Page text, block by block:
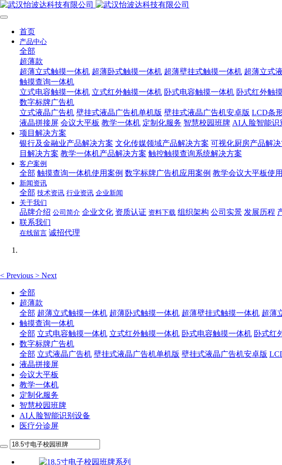
首页
产品中心
全部
超薄款
超薄立式触摸一体机 超薄卧式触摸一体机 超薄壁挂式触摸一体机 超薄立式
触摸查询一体机
立式电容触摸一体机 立式红外触摸一体机 卧式电容触摸一体机 卧式红外触
数字标牌广告机
立式液晶广告机 壁挂式液晶广告机单机版 壁挂式液晶广告机安卓版 LCD条
液晶拼接屏 会议大平板 教学一体机 定制化服务 智慧校园班牌 AI人脸智能识
项目解决方案
银行及金融业产品解决方案 文化传媒领域产品解决方案 可视化厨房产品解
目解决方案 教学一体机产品解决方案 触控触摸查询系统解决方案
客户案例
全部 触摸查询一体机使用案例 数字标牌广告机应用案例 教学会议大平板使
新闻资讯
全部 技术资讯 行业资讯 企业新闻
关于我们
品牌介绍 公司简介 企业文化 资质认证 资料下载 组织架构 公司实景 发展历程
联系我们
在线留言 诚招代理
< Previous > Next
全部
超薄款
全部 超薄立式触摸一体机 超薄卧式触摸一体机 超薄壁挂式触摸一体机 超薄
触摸查询一体机
全部 立式电容触摸一体机 立式红外触摸一体机 卧式电容触摸一体机 卧式红
数字标牌广告机
全部 立式液晶广告机 壁挂式液晶广告机单机版 壁挂式液晶广告机安卓版
液晶拼接屏
会议大平板
教学一体机
定制化服务
智慧校园班牌
AI人脸智能识别设备
医疗分诊屏